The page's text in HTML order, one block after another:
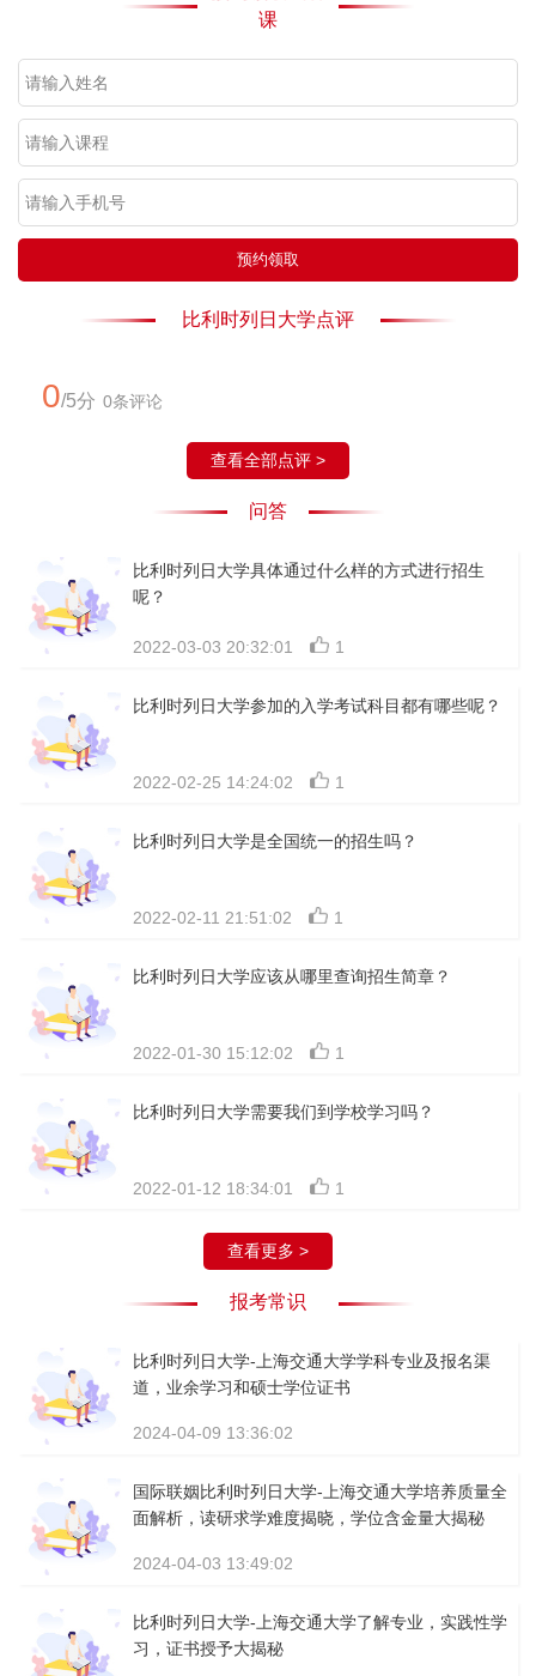
课
预约领取
比利时列日大学点评
0/5分 0条评论
查看全部点评 >
问答
比利时列日大学具体通过什么样的方式进行招生
呢？
2022-03-03 20:32:01 1
比利时列日大学参加的入学考试科目都有哪些呢？
2022-02-25 14:24:02 1
比利时列日大学是全国统一的招生吗？
2022-02-11 21:51:02 1
比利时列日大学应该从哪里查询招生简章？
2022-01-30 15:12:02 1
比利时列日大学需要我们到学校学习吗？
2022-01-12 18:34:01 1
查看更多 >
报考常识
比利时列日大学-上海交通大学学科专业及报名渠
道，业余学习和硕士学位证书
2024-04-09 13:36:02
国际联姻比利时列日大学-上海交通大学培养质量全
面解析，读研求学难度揭晓，学位含金量大揭秘
2024-04-03 13:49:02
比利时列日大学-上海交通大学了解专业，实践性学
习，证书授予大揭秘